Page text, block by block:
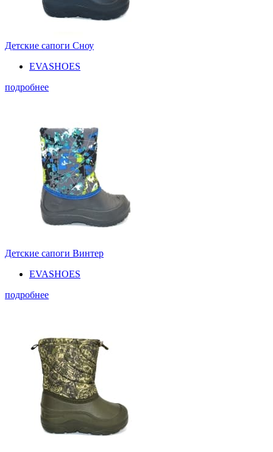
Детские сапоги Сноу
EVASHOES
подробнее
Детские сапоги Винтер
EVASHOES
подробнее